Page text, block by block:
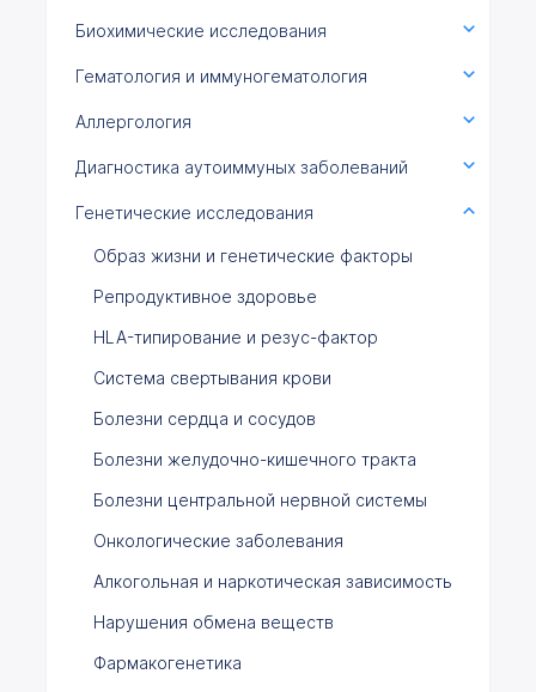
Биохимические исследования
Гематология и иммуногематология
Аллергология
Диагностика аутоиммуных заболеваний
Генетические исследования
Образ жизни и генетические факторы
Репродуктивное здоровье
HLA-типирование и резус-фактор
Система свертывания крови
Болезни сердца и сосудов
Болезни желудочно-кишечного тракта
Болезни центральной нервной системы
Онкологические заболевания
Алкогольная и наркотическая зависимость
Нарушения обмена веществ
Фармакогенетика